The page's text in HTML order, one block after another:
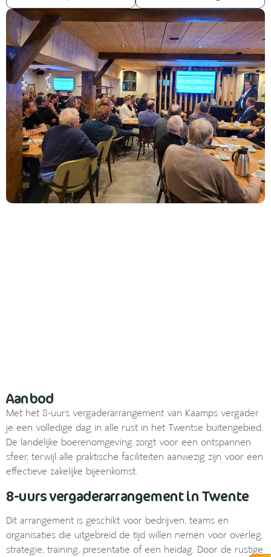
Aanbod
Met het 8-uurs vergaderarrangement van Kaamps vergader
je een volledige dag in alle rust in het Twentse buitengebied.
De landelijke boerenomgeving zorgt voor een ontspannen
sfeer, terwijl alle praktische faciliteiten aanwezig zijn voor een
effectieve zakelijke bijeenkomst.
8-uurs vergaderarrangement in Twente
Dit arrangement is geschikt voor bedrijven, teams en
organisaties die uitgebreid de tijd willen nemen voor overleg,
strategie, training, presentatie of een heidag. Door de rustige